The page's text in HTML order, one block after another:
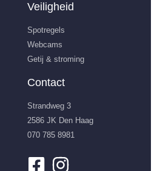
Veiligheid
Spotregels
Webcams
Getij & stroming
Contact
Strandweg 3
2586 JK Den Haag
070 785 8981